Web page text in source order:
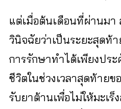
แต่เมื่อต้นเดือนที่ผ่านมา
วินิจฉัยว่าเป็นระยะสุดท้
การรักษาทำได้เพียงปร
ชีวิตในช่วงเวลาสุดท้าย
รับยาต้านเพื่อไม่ให้มะเ